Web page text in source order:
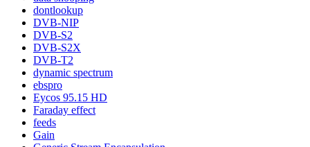
dontlookup
DVB-NIP
DVB-S2
DVB-S2X
DVB-T2
dynamic spectrum
ebspro
Eycos 95.15 HD
Faraday effect
feeds
Gain